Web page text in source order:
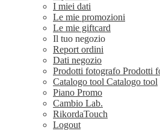
I miei dati
Le mie promozioni
Le mie giftcard
Il tuo negozio
Report ordini
Dati negozio
Prodotti fotografo Prodotti
Catalogo tool Catalogo tool
Piano Promo
Cambio Lab.
RikordaTouch
Logout